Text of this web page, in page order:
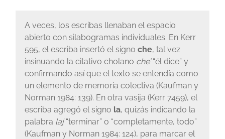
A veces, los escribas llenaban el espacio
abierto con silabogramas individuales. En Kerr
595, el escriba insertó el signo che, tal vez
insinuando la citativo cholano che’“él dice” y
confirmando así que el texto se entendía como
un elemento de memoria colectiva (Kaufman y
Norman 1984: 139). En otra vasija (Kerr 7459), el
escriba agregó el signo la, quizás indicando la
palabra laj“terminar” o “completamente, todo”
(Kaufman y Norman 1984: 124), para marcar el